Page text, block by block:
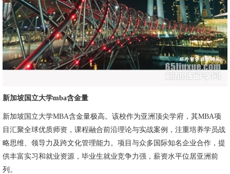
新加坡国立大学mba含金量
新加坡国立大学MBA含金量极高。该校作为亚洲顶尖学府，其MBA项
目汇聚全球优质师资，课程融合前沿理论与实战案例，注重培养学员战
略思维、领导力及跨文化管理能力。项目与众多国际知名企业合作，提
供丰富实习和就业资源，毕业生就业竞争力强，薪资水平位居亚洲前
列。